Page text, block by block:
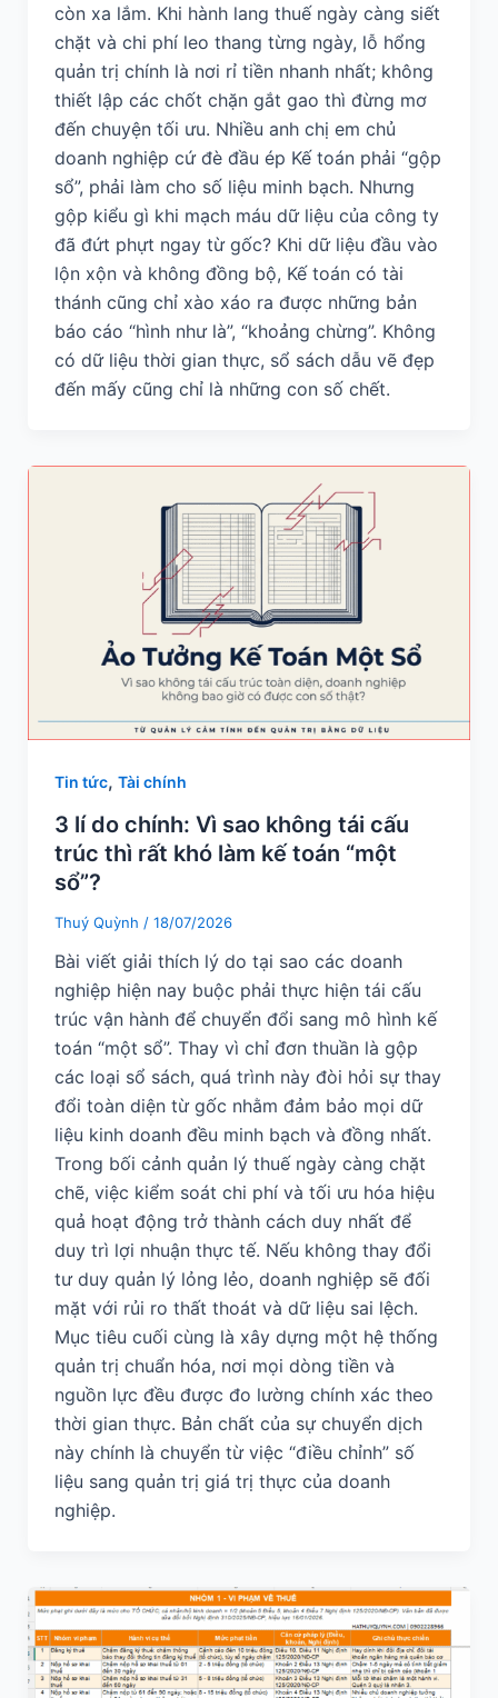
còn xa lắm. Khi hành lang thuế ngày càng siết
chặt và chi phí leo thang từng ngày, lỗ hổng
quản trị chính là nơi rỉ tiền nhanh nhất; không
thiết lập các chốt chặn gắt gao thì đừng mơ
đến chuyện tối ưu. Nhiều anh chị em chủ
doanh nghiệp cứ đè đầu ép Kế toán phải “gộp
sổ”, phải làm cho số liệu minh bạch. Nhưng
gộp kiểu gì khi mạch máu dữ liệu của công ty
đã đứt phựt ngay từ gốc? Khi dữ liệu đầu vào
lộn xộn và không đồng bộ, Kế toán có tài
thánh cũng chỉ xào xáo ra được những bản
báo cáo “hình như là”, “khoảng chừng”. Không
có dữ liệu thời gian thực, sổ sách dẫu vẽ đẹp
đến mấy cũng chỉ là những con số chết.
Tin tức, Tài chính
3 lí do chính: Vì sao không tái cấu
trúc thì rất khó làm kế toán “một
sổ”?
Thuý Quỳnh / 18/07/2026
Bài viết giải thích lý do tại sao các doanh
nghiệp hiện nay buộc phải thực hiện tái cấu
trúc vận hành để chuyển đổi sang mô hình kế
toán “một sổ”. Thay vì chỉ đơn thuần là gộp
các loại sổ sách, quá trình này đòi hỏi sự thay
đổi toàn diện từ gốc nhằm đảm bảo mọi dữ
liệu kinh doanh đều minh bạch và đồng nhất.
Trong bối cảnh quản lý thuế ngày càng chặt
chẽ, việc kiểm soát chi phí và tối ưu hóa hiệu
quả hoạt động trở thành cách duy nhất để
duy trì lợi nhuận thực tế. Nếu không thay đổi
tư duy quản lý lỏng lẻo, doanh nghiệp sẽ đối
mặt với rủi ro thất thoát và dữ liệu sai lệch.
Mục tiêu cuối cùng là xây dựng một hệ thống
quản trị chuẩn hóa, nơi mọi dòng tiền và
nguồn lực đều được đo lường chính xác theo
thời gian thực. Bản chất của sự chuyển dịch
này chính là chuyển từ việc “điều chỉnh” số
liệu sang quản trị giá trị thực của doanh
nghiệp.